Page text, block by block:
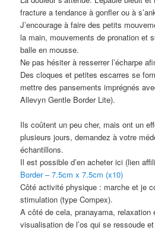
fracture a tendance à gonfler ou à
J’encourage à faire des petits
la main, mouvements de pronation et
balle en mousse.
Ne pas hésiter à resserrer l’écharpe
Des cloques et petites escarres se
mettre des pansements imprégnés
Allevyn Gentle Border Lite).
Ils coûtent un peu cher, mais ont un
plusieurs jours, demandez à votre
échantillons.
Il est possible d’en acheter ici (lien
Border – 7.5cm x 7.5cm (x10)
Côté activité physique : marche et je
stimulation (type Compex).
A côté de cela, pranayama, relaxation
visualisation de l’os qui se ressoude